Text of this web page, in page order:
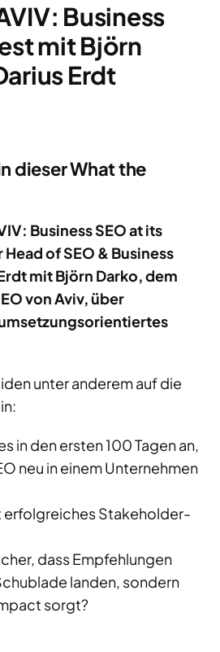
Business
mit Björn
Erdt
dieser What the
Business SEO at its
of SEO & Business
mit Björn Darko, dem
von Aviv, über
unter anderem auf die
in den ersten 100 Tagen an,
neu in einem Unternehmen
erfolgreiches Stakeholder-
dass Empfehlungen
landen, sondern
sorgt?